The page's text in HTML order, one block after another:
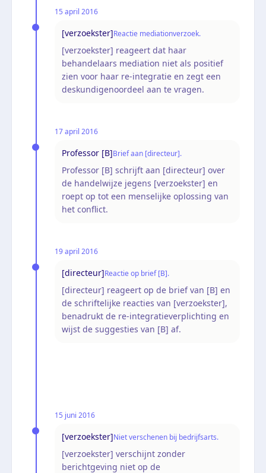
15 april 2016
[verzoekster]Reactie mediationverzoek.
[verzoekster] reageert dat haar
behandelaars mediation niet als positief
zien voor haar re-integratie en zegt een
deskundigenoordeel aan te vragen.
17 april 2016
Professor [B]Brief aan [directeur].
Professor [B] schrijft aan [directeur] over
de handelwijze jegens [verzoekster] en
roept op tot een menselijke oplossing van
het conflict.
19 april 2016
[directeur]Reactie op brief [B].
[directeur] reageert op de brief van [B] en
de schriftelijke reacties van [verzoekster],
benadrukt de re-integratieverplichting en
wijst de suggesties van [B] af.
15 juni 2016
[verzoekster]Niet verschenen bij bedrijfsarts.
[verzoekster] verschijnt zonder
berichtgeving niet op de